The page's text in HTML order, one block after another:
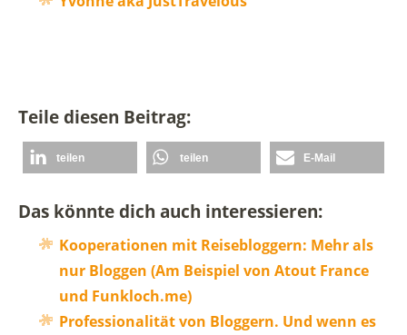
Teile diesen Beitrag:
teilen teilen E-Mail
Das könnte dich auch interessieren:
Kooperationen mit Reisebloggern: Mehr als
nur Bloggen (Am Beispiel von Atout France
und Funkloch.me)
Professionalität von Bloggern. Und wenn es